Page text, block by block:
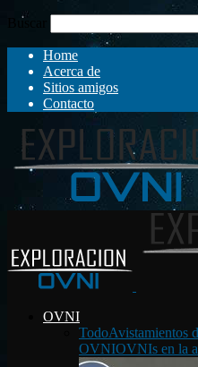
Buscar
Home
Acerca de
Sitios amigos
Contacto
OVNI
TodoAvistamientos
OVNIOVNIs en la